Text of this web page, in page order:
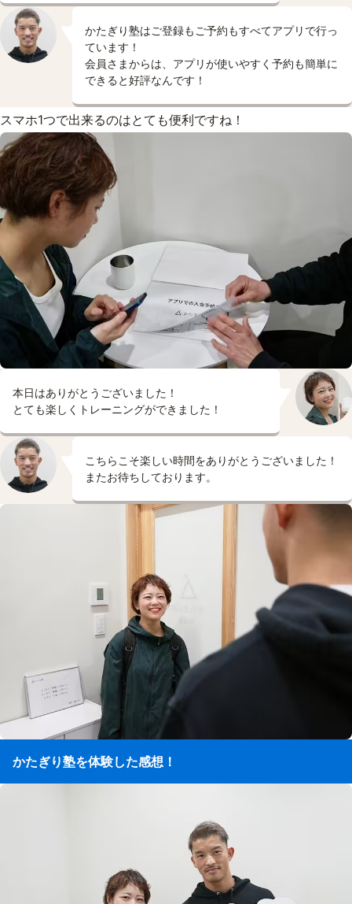
かたぎり塾はご登録もご予約もすべてアプリで行っ
ています！
会員さまからは、アプリが使いやすく予約も簡単に
できると好評なんです！
スマホ1つで出来るのはとても便利ですね！
本日はありがとうございました！
とても楽しくトレーニングができました！
こちらこそ楽しい時間をありがとうございました！
またお待ちしております。
かたぎり塾を体験した感想！